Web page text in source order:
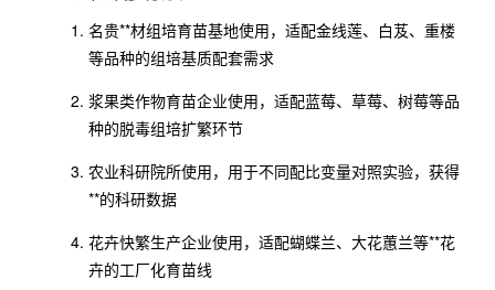
名贵**材组培育苗基地使用，适配金线莲、白芨、重楼
等品种的组培基质配套需求
浆果类作物育苗企业使用，适配蓝莓、草莓、树莓等品
种的脱毒组培扩繁环节
农业科研院所使用，用于不同配比变量对照实验，获得
**的科研数据
花卉快繁生产企业使用，适配蝴蝶兰、大花蕙兰等**花
卉的工厂化育苗线